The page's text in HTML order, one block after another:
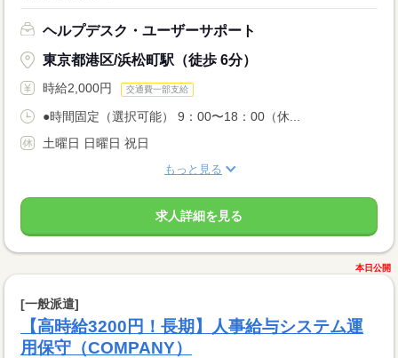
ヘルプデスク・ユーザーサポート
東京都港区/浜松町駅（徒歩 6分）
時給2,000円 交通費一部支給
●時間固定（選択可能） 9：00〜18：00（休...
土曜日 日曜日 祝日
もっと見る
求人詳細を見る
本日公開
[一般派遣]
【高時給3200円！長期】人事給与システム運
用保守（COMPANY）